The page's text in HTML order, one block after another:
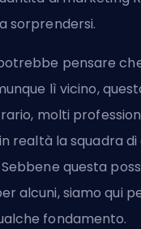
sorprendersi.
pensare
lì vicino,
molti
realtà la squadra di
questa
alcuni, siamo qui
fondamento.